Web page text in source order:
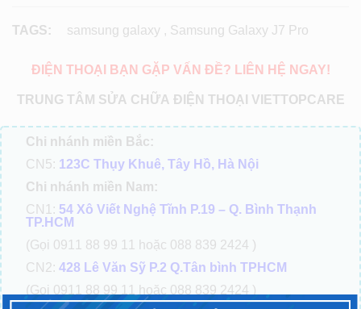
TAGS: samsung galaxy , Samsung Galaxy J7 Pro
ĐIỆN THOẠI BẠN GẶP VẤN ĐỀ? LIÊN HỆ NGAY!
TRUNG TÂM SỬA CHỮA ĐIỆN THOẠI VIETTOPCARE
Chi nhánh miền Bắc:
CN5: 123C Thụy Khuê, Tây Hồ, Hà Nội
Chi nhánh miền Nam:
CN1: 54 Xô Viết Nghệ Tĩnh P.19 – Q. Bình Thạnh
TP.HCM
(Gọi 0911 88 99 11 hoặc 088 839 2424 )
CN2: 428 Lê Văn Sỹ P.2 Q.Tân bình TPHCM
(Gọi 0911 88 99 11 hoặc 088 839 2424 )